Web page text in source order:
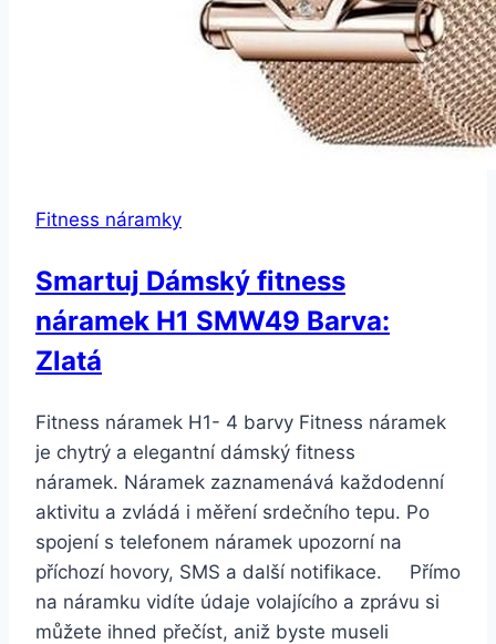
Fitness náramky
Smartuj Dámský fitness
náramek H1 SMW49 Barva:
Zlatá
Fitness náramek H1- 4 barvy Fitness náramek
je chytrý a elegantní dámský fitness
náramek. Náramek zaznamenává každodenní
aktivitu a zvládá i měření srdečního tepu. Po
spojení s telefonem náramek upozorní na
příchozí hovory, SMS a další notifikace. Přímo
na náramku vidíte údaje volajícího a zprávu si
můžete ihned přečíst, aniž byste museli